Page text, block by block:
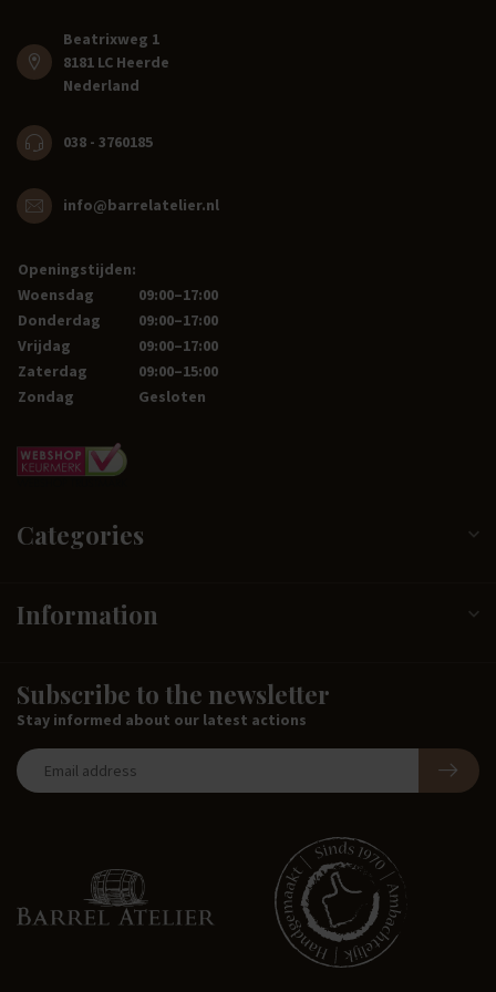
Beatrixweg 1
8181 LC Heerde
Nederland
038 - 3760185
info@barrelatelier.nl
Openingstijden:
Woensdag
09:00–17:00
Donderdag
09:00–17:00
Vrijdag
09:00–17:00
Zaterdag
09:00–15:00
Zondag
Gesloten
Categories
Information
Subscribe to the newsletter
Stay informed about our latest actions